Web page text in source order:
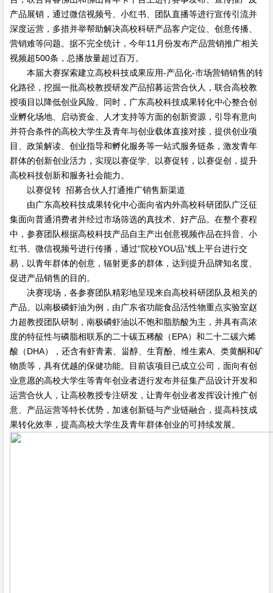
产品展销，通过微信视频号、小红书、团队直播等进行宣传引流并
深度运营，多措并举帮助解决高校科研产品客户定位、创意传播、
营销难等问题。据不完全统计，今年11月份发布产品营销推广相关
视频超500条，总播放量超过百万。
本届大赛探索建立高校科技成果应用-产品化-市场营销销售的转
化路径，挖掘一批高校教授研发产品招募运营合伙人，联合高校教
授项目以降低创业风险。同时，广东高校科技成果转化中心整合创
业孵化场地、启动资金、人才支持等方面的创新资源，引导有意向
并符合条件的高校大学生及青年与创业载体直接对接，提供创业项
目、政策解读、创业指导和孵化服务等一站式服务链条，激发青年
群体的创新创业活力，实现以赛促学、以赛促转，以赛促创，提升
高校科技创新和服务社会能力。
以赛促转 招募合伙人打通推广销售新渠道
由广东高校科技成果转化中心面向省内外高校科研团队广泛征
集面向普通消费者并经过市场筛选的真技术、好产品。在整个赛程
中，参赛团队根据高校科技产品自主产出创意视频作品在抖音、小
红书、微信视频号进行传播，通过“院校YOU品”线上平台进行交
易，以青年群体的创意，辐射更多的群体，达到提升品牌知名度、
促进产品销售的目的。
决赛现场，各参赛团队精彩地呈现来自高校科研团队及相关的
产品。以南极磷虾油为例，由广东省功能食品活性物重点实验室赵
力超教授团队研制，南极磷虾油以不饱和脂肪酸为主，并具有高浓
度的特征性与磷脂相联系的二十碳五稀酸（EPA）和二十二碳六烯
酸（DHA），还含有虾青素、甾醇、生育酚、维生素A、类黄酮和矿
物质等，具有优越的保健功能。目前该项目已成立公司，面向有创
业意愿的高校大学生等青年创业者进行发布并征集产品设计开发和
运营合伙人，让高校教授专注研发，让青年创业者发挥设计推广创
意、产品运营等特长优势，加速创新链与产业链融合，提高科技成
果转化效率，提高高校大学生及青年群体创业的可持续发展。